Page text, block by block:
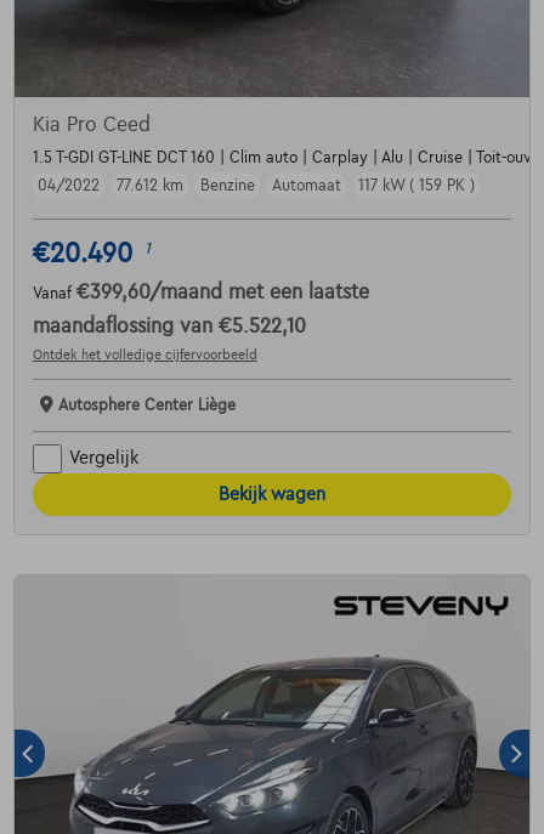
Kia Pro Ceed
1.5 T-GDI GT-LINE DCT 160 | Clim auto | Carplay | Alu | Cruise | Toit-
04/2022
77.612 km Benzine Automaat 117 kW ( 159 PK )
€20.490 1
Vanaf €399,60/maand met een laatste
maandaflossing van €5.522,10
Ontdek het volledige cijfervoorbeeld
Autosphere Center Liège
Vergelijk
Bekijk wagen